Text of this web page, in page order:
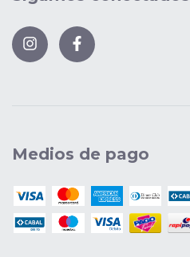
Medios de pago